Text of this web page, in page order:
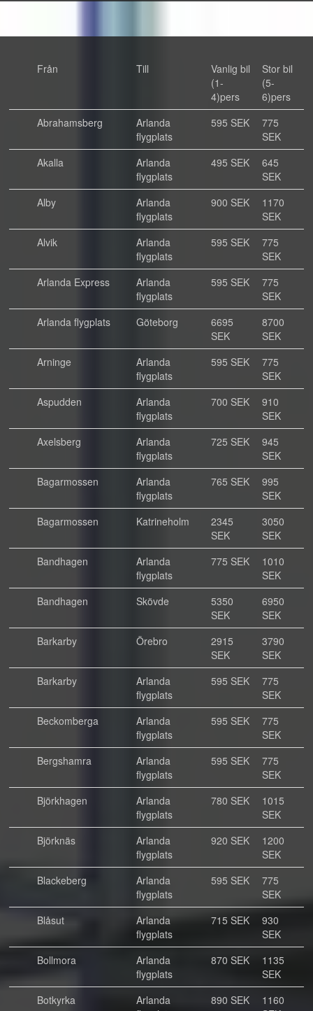
Från Till
Vanlig bil
(1-
4)pers
Stor bil
(5-
6)pers
Abrahamsberg
Arlanda
flygplats
595 SEK
775
SEK
Akalla
Arlanda
flygplats
495 SEK
645
SEK
Alby
Arlanda
flygplats
900 SEK
1170
SEK
Alvik
Arlanda
flygplats
595 SEK
775
SEK
Arlanda Express
Arlanda
flygplats
595 SEK
775
SEK
Arlanda flygplats
Göteborg
6695
SEK
8700
SEK
Arninge
Arlanda
flygplats
595 SEK
775
SEK
Aspudden
Arlanda
flygplats
700 SEK
910
SEK
Axelsberg
Arlanda
flygplats
725 SEK
945
SEK
Bagarmossen
Arlanda
flygplats
765 SEK
995
SEK
Bagarmossen
Katrineholm
2345
SEK
3050
SEK
Bandhagen
Arlanda
flygplats
775 SEK
1010
SEK
Bandhagen
Skövde
5350
SEK
6950
SEK
Barkarby
Örebro
2915
SEK
3790
SEK
Barkarby
Arlanda
flygplats
595 SEK
775
SEK
Beckomberga
Arlanda
flygplats
595 SEK
775
SEK
Bergshamra
Arlanda
flygplats
595 SEK
775
SEK
Björkhagen
Arlanda
flygplats
780 SEK
1015
SEK
Björknäs
Arlanda
flygplats
920 SEK
1200
SEK
Blackeberg
Arlanda
flygplats
595 SEK
775
SEK
Blåsut
Arlanda
flygplats
715 SEK
930
SEK
Bollmora
Arlanda
flygplats
870 SEK
1135
SEK
Botkyrka
Arlanda
890 SEK
1160